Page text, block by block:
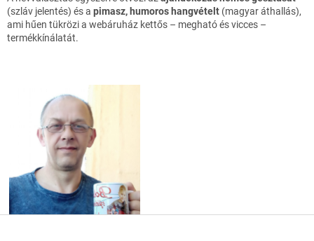
(szláv jelentés) és a pimasz, humoros hangvételt (magyar áthallás),
ami hűen tükrözi a webáruház kettős – megható és vicces –
termékkínálatát.